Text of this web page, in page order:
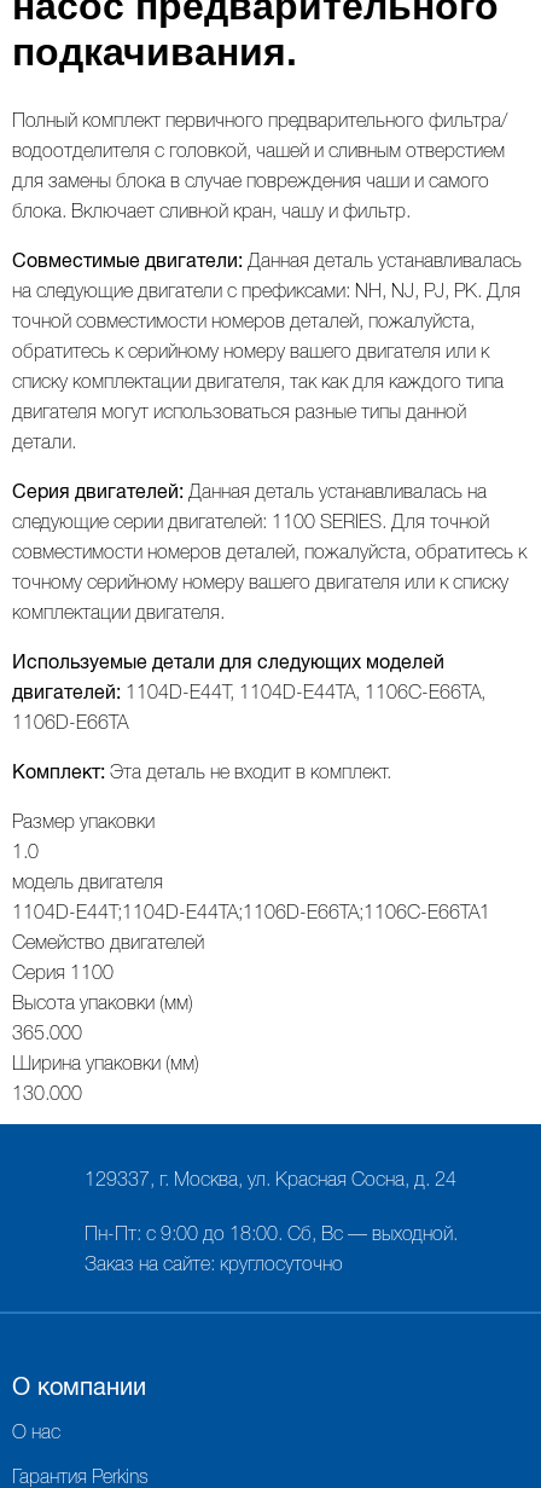
подкачивания.
Полный комплект первичного предварительного фильтра/
водоотделителя с головкой, чашей и сливным отверстием
для замены блока в случае повреждения чаши и самого
блока. Включает сливной кран, чашу и фильтр.
Совместимые двигатели: Данная деталь устанавливалась
на следующие двигатели с префиксами: NH, NJ, PJ, PK. Для
точной совместимости номеров деталей, пожалуйста,
обратитесь к серийному номеру вашего двигателя или к
списку комплектации двигателя, так как для каждого типа
двигателя могут использоваться разные типы данной
детали.
Серия двигателей: Данная деталь устанавливалась на
следующие серии двигателей: 1100 SERIES. Для точной
совместимости номеров деталей, пожалуйста, обратитесь к
точному серийному номеру вашего двигателя или к списку
комплектации двигателя.
Используемые детали для следующих моделей
двигателей: 1104D-E44T, 1104D-E44TA, 1106C-E66TA,
1106D-E66TA
Комплект: Эта деталь не входит в комплект.
Размер упаковки
1.0
модель двигателя
1104D-E44T;1104D-E44TA;1106D-E66TA;1106C-E66TA1
Семейство двигателей
Серия 1100
Высота упаковки (мм)
365.000
Ширина упаковки (мм)
130.000
129337, г. Москва, ул. Красная Сосна, д. 24
Пн-Пт: с 9:00 до 18:00. Сб, Вс — выходной.
Заказ на сайте: круглосуточно
О компании
О нас
Гарантия Perkins